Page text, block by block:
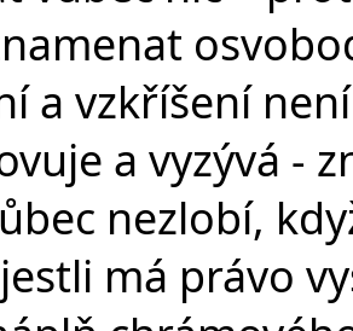
a vzkříšení
a vyzývá -
nezlobí,
má právo